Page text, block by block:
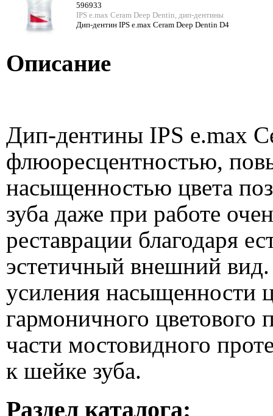
596933
IPS e.max Ceram Deep Dentin, дип-дентины
Дип-дентин IPS e.max Ceram Deep Dentin D4
Описание
Дип-дентины IPS e.max
флюоресцентностью,
насыщенностью цвета
зуба даже при работе
реставрации благодаря
эстетичный внешний
усиления насыщенности
гармоничного цветового
части мостовидного
к шейке зуба.
Раздел каталога: